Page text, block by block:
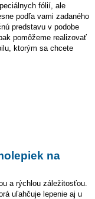
fólií, ale
podľa vami zadaného
predstavu v podobe
pomôžeme realizovať
ktorým sa chcete
na
a rýchlou záležitosťou.
uľahčuje lepenie aj u